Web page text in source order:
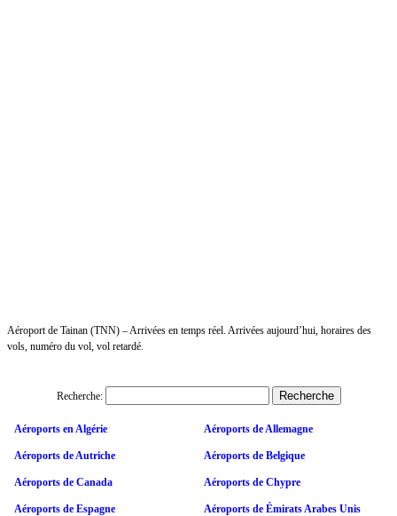
Aéroport de Tainan (TNN) – Arrivées en temps réel. Arrivées aujourd’hui, horaires des
vols, numéro du vol, vol retardé.
Recherche:
Aéroports en Algérie Aéroports de Allemagne
Aéroports de Autriche Aéroports de Belgique
Aéroports de Canada Aéroports de Chypre
Aéroports de Espagne Aéroports de Émirats Arabes Unis